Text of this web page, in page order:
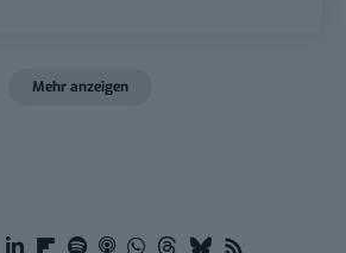
Mehr anzeigen